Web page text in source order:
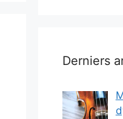
Derniers